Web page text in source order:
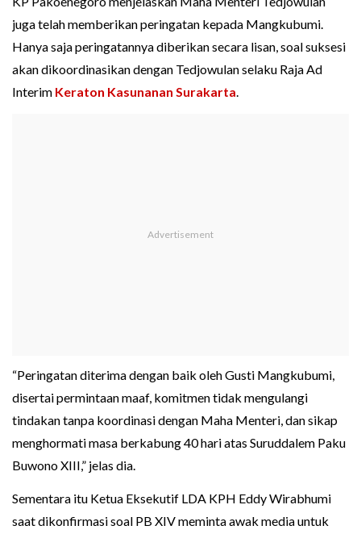
juga telah memberikan peringatan kepada Mangkubumi.
Hanya saja peringatannya diberikan secara lisan, soal suksesi
akan dikoordinasikan dengan Tedjowulan selaku Raja Ad
Interim Keraton Kasunanan Surakarta.
“Peringatan diterima dengan baik oleh Gusti Mangkubumi,
disertai permintaan maaf, komitmen tidak mengulangi
tindakan tanpa koordinasi dengan Maha Menteri, dan sikap
menghormati masa berkabung 40 hari atas Suruddalem Paku
Buwono XIII,” jelas dia.
Sementara itu Ketua Eksekutif LDA KPH Eddy Wirabhumi
saat dikonfirmasi soal PB XIV meminta awak media untuk